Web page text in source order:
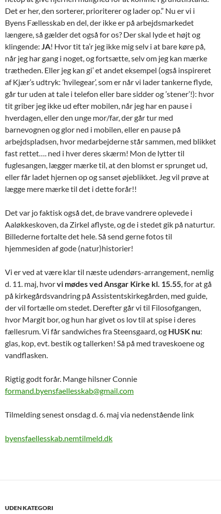
Det er her, den sorterer, prioriterer og lader op.” Nu er vi i
Byens Fællesskab en del, der ikke er på arbejdsmarkedet
længere, så gælder det også for os? Der skal lyde et højt og
klingende: JA! Hvor tit ta’r jeg ikke mig selv i at bare køre på,
når jeg har gang i noget, og fortsætte, selv om jeg kan mærke
trætheden. Eller jeg kan gi’ et andet eksempel (også inspireret
af Kjær’s udtryk: ’hvilegear’, som er når vi lader tankerne flyde,
går tur uden at tale i telefon eller bare sidder og ’stener’!): hvor
tit griber jeg ikke ud efter mobilen, når jeg har en pause i
hverdagen, eller den unge mor/far, der går tur med
barnevognen og glor ned i mobilen, eller en pause på
arbejdspladsen, hvor medarbejderne står sammen, med blikket
fast rettet…. ned i hver deres skærm! Mon de lytter til
fuglesangen, lægger mærke til, at den blomst er sprunget ud,
eller får ladet hjernen op og sanset øjeblikket. Jeg vil prøve at
lægge mere mærke til det i dette forår!!
Det var jo faktisk også det, de brave vandrere oplevede i
Aaløkkeskoven, da Zirkel aflyste, og de i stedet gik på naturtur.
Billederne fortalte det hele. Så send gerne fotos til
hjemmesiden af gode (natur)historier!
Vi er ved at være klar til næste udendørs-arrangement, nemlig
d. 11. maj, hvorvi mødes ved Ansgar Kirke kl. 15.55, for at gå
på kirkegårdsvandring på Assistentskirkegården, med guide,
der vil fortælle om stedet. Derefter går vi til Filosofgangen,
hvor Margit bor, og hun har givet os lov til at spise i deres
fællesrum. Vi får sandwiches fra Steensgaard, og HUSK nu:
glas, kop, evt. bestik og tallerken! Så på med traveskoene og
vandflasken.
Rigtig godt forår. Mange hilsner Connie
formand.byensfaellesskab@gmail.com
Tilmelding senest onsdag d. 6. maj via nedenstående link
byensfaellesskab.nemtilmeld.dk
UDEN KATEGORI